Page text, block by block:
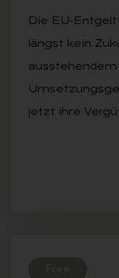
Die EU-
längst kein
jetzt ihre